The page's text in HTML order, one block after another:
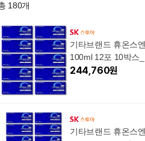
180개
기타브랜드 휴온스
100ml 12포 10박스
244,760원
기타브랜드 휴온스